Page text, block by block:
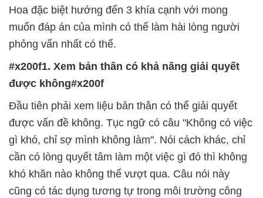
Hoa đặc biệt hướng đến 3 khía cạnh với mong
muốn đáp án của mình có thể làm hài lòng người
#x200f1. Xem bản thân có khả năng giải quyết
được không#x200f
được vấn đề không. Tục ngữ có câu "Không có việc
gì khó, chỉ sợ mình không làm". Nói cách khác, chỉ
cần có lòng quyết tâm làm một việc gì đó thì không
khó khăn nào không thể vượt qua. Câu nói này
cũng có tác dụng tương tự trong môi trường công